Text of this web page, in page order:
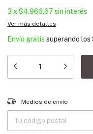
3 x $4.966,67 sin interés
Ver más detalles
Envío gratis superando los
Entregas para el CP:
Medios de envío